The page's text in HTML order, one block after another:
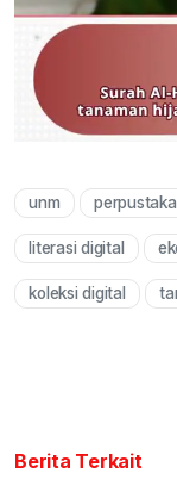
unm
literasi digital
koleksi digital
Berita Terkait